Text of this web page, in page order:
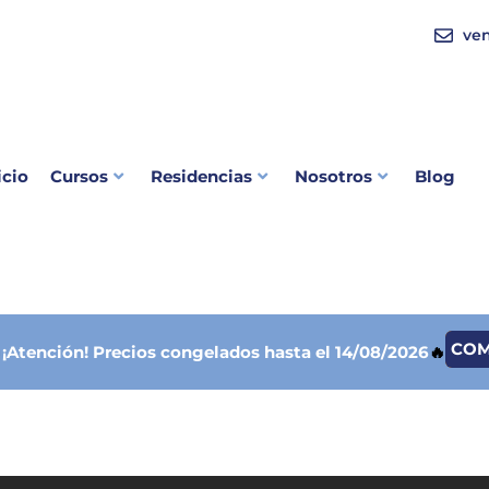
Cursos Residencias Nosotros Blog
¡Atención! Precios congelados hasta el 14/08/2026🔥